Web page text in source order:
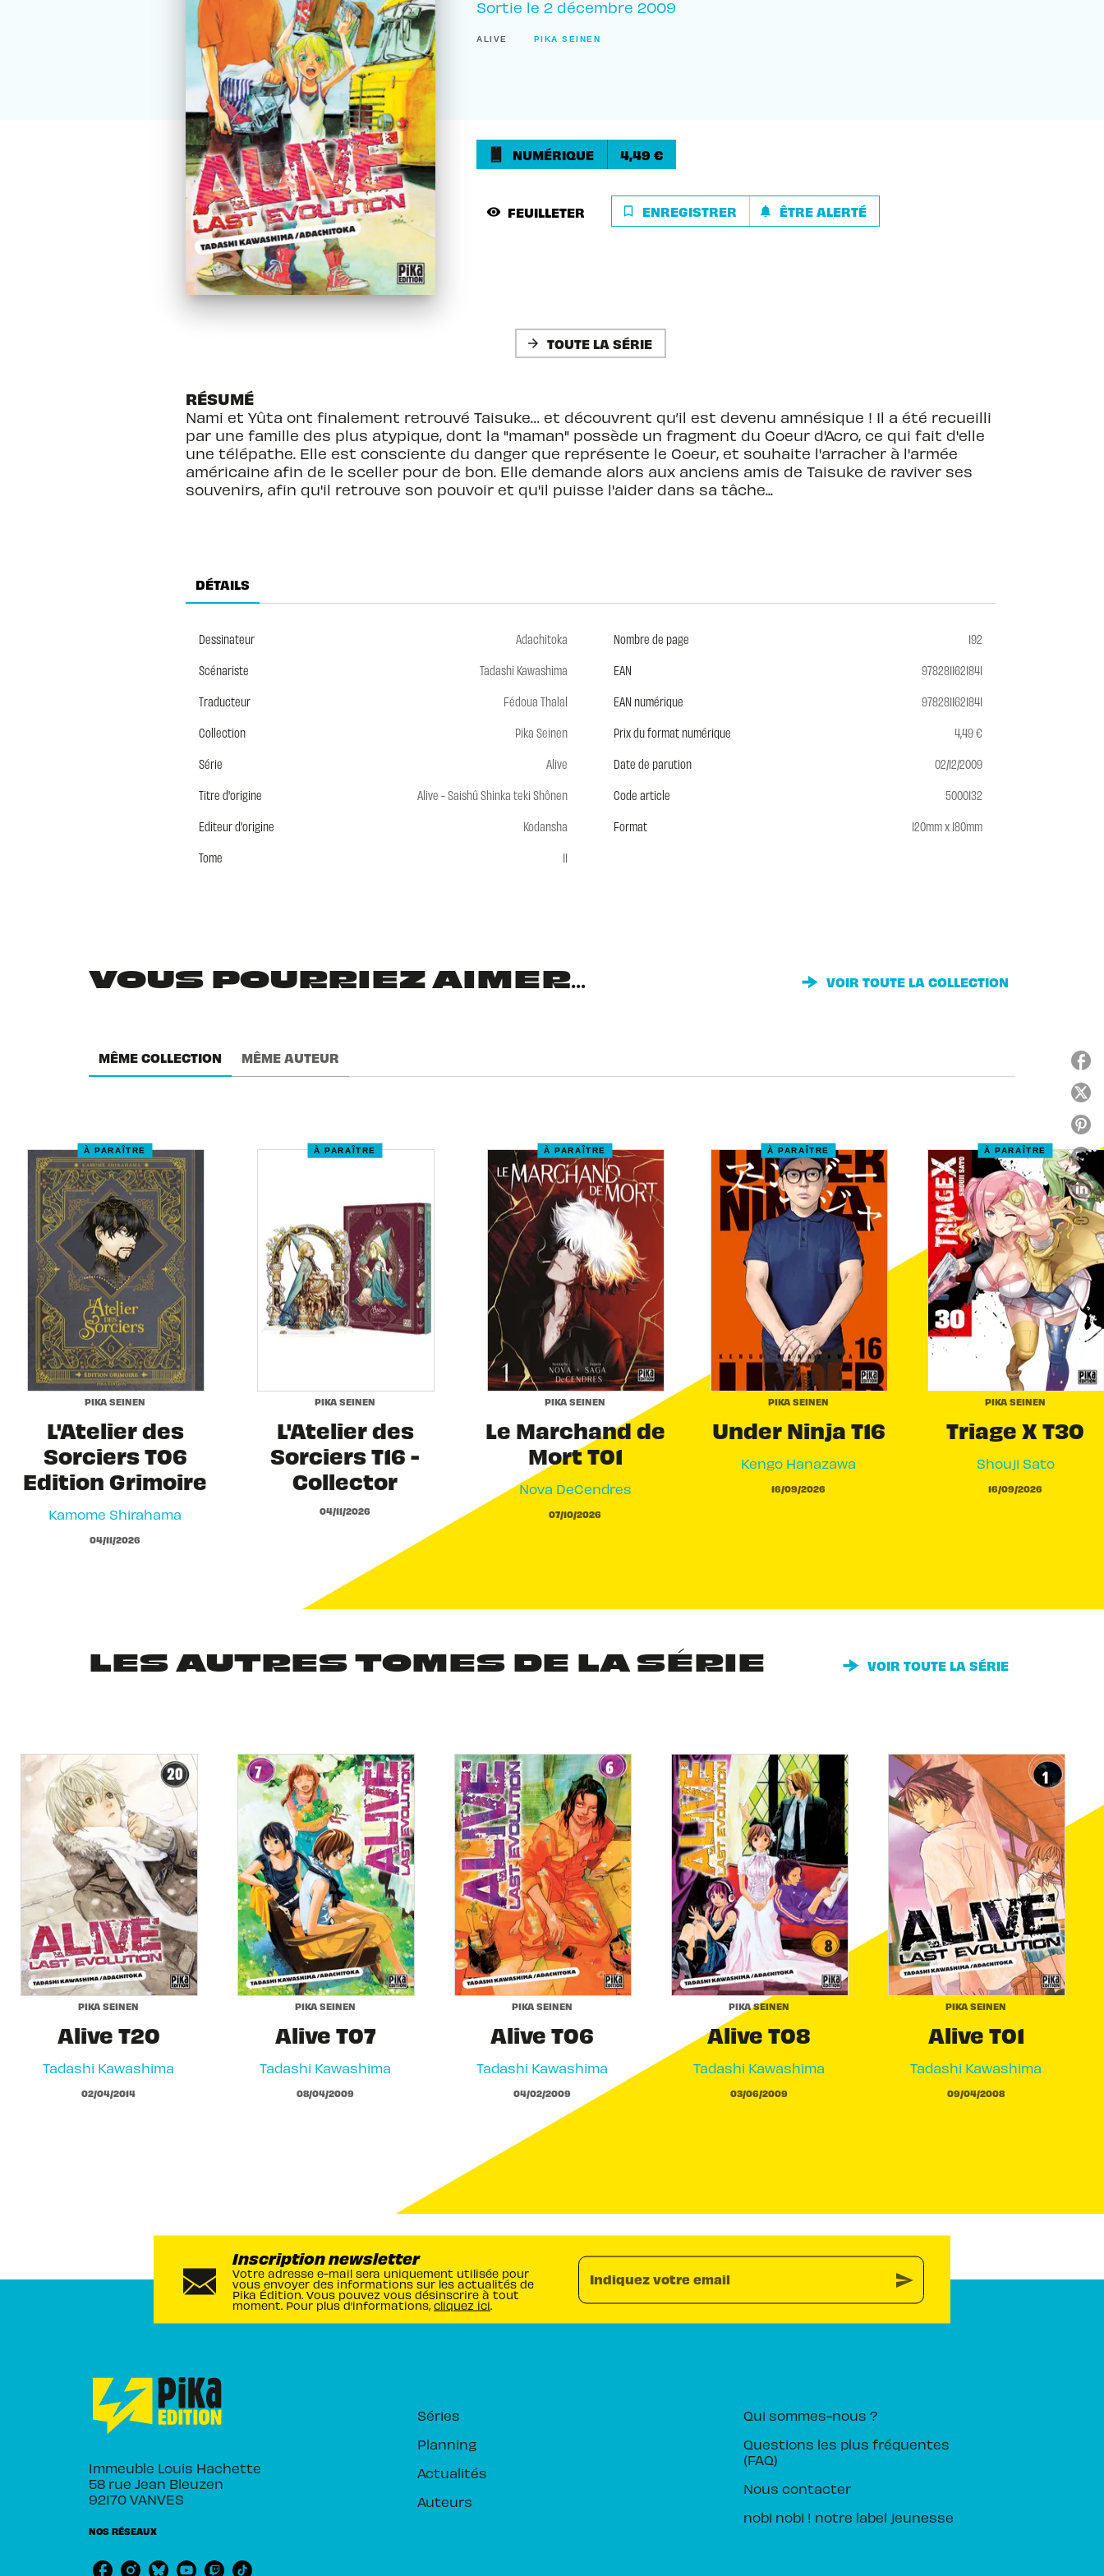
Sortie le 2 décembre 2009
ALIVE PIKA SEINEN
NUMÉRIQUE 4,49 €
visibility FEUILLETER bookmark_border ENREGISTRER notifications ÊTRE ALERTÉ
arrow_forward TOUTE LA SÉRIE
RÉSUMÉ
Nami et Yûta ont finalement retrouvé Taisuke… et découvrent qu’il est devenu amnésique ! Il a été recueilli
par une famille des plus atypique, dont la "maman" possède un fragment du Coeur d'Acro, ce qui fait d'elle
une télépathe. Elle est consciente du danger que représente le Coeur, et souhaite l'arracher à l'armée
américaine afin de le sceller pour de bon. Elle demande alors aux anciens amis de Taisuke de raviver ses
souvenirs, afin qu'il retrouve son pouvoir et qu'il puisse l'aider dans sa tâche...
DÉTAILS
Dessinateur
Adachitoka
Scénariste
Tadashi Kawashima
Traducteur
Fédoua Thalal
Collection
Pika Seinen
Série
Alive
Titre d'origine
Alive - Saishû Shinka teki Shônen
Editeur d'origine
Kodansha
Tome
11
Nombre de page
192
EAN
9782811621841
EAN numérique
9782811621841
Prix du format numérique
4,49 €
Date de parution
02/12/2009
Code article
5000132
Format
120mm x 180mm
VOUS POURRIEZ AIMER... VOIR TOUTE LA COLLECTION
MÊME COLLECTION MÊME AUTEUR
À PARAÎTRE
PIKA SEINEN
L'Atelier des
Sorciers T06
Edition Grimoire
Kamome Shirahama
04/11/2026
À PARAÎTRE
PIKA SEINEN
L'Atelier des
Sorciers T16 -
Collector
04/11/2026
À PARAÎTRE
PIKA SEINEN
Le Marchand de
Mort T01
Nova DeCendres
07/10/2026
À PARAÎTRE
PIKA SEINEN
Under Ninja T16
Kengo Hanazawa
16/09/2026
À PARAÎTRE
PIKA SEINEN
Triage X T30
Shouji Sato
16/09/2026
LES AUTRES TOMES DE LA SÉRIE VOIR TOUTE LA SÉRIE
PIKA SEINEN
Alive T20
Tadashi Kawashima
02/04/2014
PIKA SEINEN
Alive T07
Tadashi Kawashima
08/04/2009
PIKA SEINEN
Alive T06
Tadashi Kawashima
04/02/2009
PIKA SEINEN
Alive T08
Tadashi Kawashima
03/06/2009
PIKA SEINEN
Alive T01
Tadashi Kawashima
09/04/2008
link
Inscription newsletter
Votre adresse e-mail sera uniquement utilisée pour
vous envoyer des informations sur les actualités de
Pika Édition. Vous pouvez vous désinscrire à tout
moment. Pour plus d’informations, cliquez ici.
Indiquez votre email send
Immeuble Louis Hachette
58 rue Jean Bleuzen
92170 VANVES
NOS RÉSEAUX
Séries
Planning
Actualités
Auteurs
Qui sommes-nous ?
Questions les plus fréquentes
(FAQ)
Nous contacter
nobi nobi ! notre label jeunesse